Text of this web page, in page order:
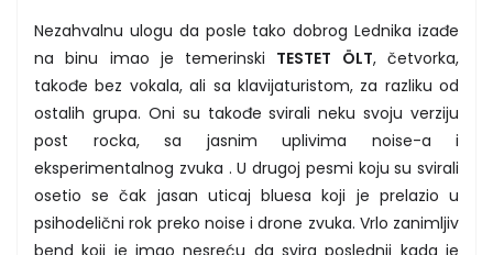
Nezahvalnu ulogu da posle tako dobrog Lednika izađe
na binu imao je temerinski TESTET ÖLT, četvorka,
takođe bez vokala, ali sa klavijaturistom, za razliku od
ostalih grupa. Oni su takođe svirali neku svoju verziju
post rocka, sa jasnim uplivima noise-a i
eksperimentalnog zvuka . U drugoj pesmi koju su svirali
osetio se čak jasan uticaj bluesa koji je prelazio u
psihodelični rok preko noise i drone zvuka. Vrlo zanimljiv
bend koji je imao nesreću da svira poslednji kada je